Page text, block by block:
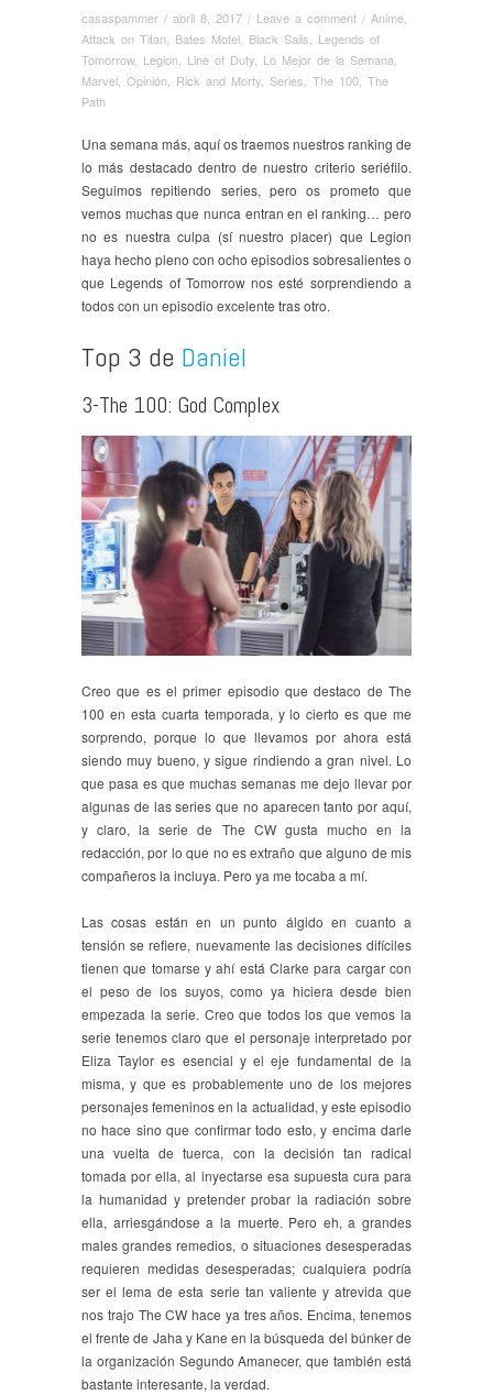
casaspammer / abril 8, 2017 / Leave a comment / Anime
Attack on Titan
Bates Motel Black Sails
Legends of
Tomorrow, Legion Line of Duty Lo Mejor de la Semana
Marvel Opinión Rick and Morty Series The 100 The
Path
Una semana más, aquí os traemos nuestros ranking de
lo más destacado dentro de nuestro criterio seriéfilo.
Seguimos repitiendo series, pero os prometo que
vemos muchas que nunca entran en el ranking… pero
no es nuestra culpa (sí nuestro placer) que Legion
haya hecho pleno con ocho episodios sobresalientes o
que Legends of Tomorrow nos esté sorprendiendo a
todos con un episodio excelente tras otro.
Top 3 de Daniel
3-The 100: God Complex
Creo que es el primer episodio que destaco de The
100 en esta cuarta temporada, y lo cierto es que me
sorprendo, porque lo que llevamos por ahora está
siendo muy bueno, y sigue rindiendo a gran nivel. Lo
que pasa es que muchas semanas me dejo llevar por
algunas de las series que no aparecen tanto por aquí,
y claro, la serie de The CW gusta mucho en la
redacción, por lo que no es extraño que alguno de mis
compañeros la incluya. Pero ya me tocaba a mí.
Las cosas están en un punto álgido en cuanto a
tensión se refiere, nuevamente las decisiones difíciles
tienen que tomarse y ahí está Clarke para cargar con
el peso de los suyos, como ya hiciera desde bien
empezada la serie. Creo que todos los que vemos la
serie tenemos claro que el personaje interpretado por
Eliza Taylor es esencial y el eje fundamental de la
misma, y que es probablemente uno de los mejores
personajes femeninos en la actualidad, y este episodio
no hace sino que confirmar todo esto, y encima darle
una vuelta de tuerca, con la decisión tan radical
tomada por ella, al inyectarse esa supuesta cura para
la humanidad y pretender probar la radiación sobre
ella, arriesgándose a la muerte. Pero eh, a grandes
males grandes remedios, o situaciones desesperadas
requieren medidas desesperadas; cualquiera podría
ser el lema de esta serie tan valiente y atrevida que
nos trajo The CW hace ya tres años. Encima, tenemos
el frente de Jaha y Kane en la búsqueda del búnker de
la organización Segundo Amanecer, que también está
bastante interesante, la verdad.